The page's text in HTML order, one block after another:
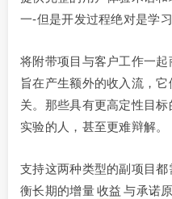
一-但是开发过程绝对是学习
将附带项目与客户工作一
旨在产生额外的收入流，
关。那些具有更高定性目
实验的人，甚至更难辩解。
支持这两种类型的副项目
衡长期的增量收益 与承诺